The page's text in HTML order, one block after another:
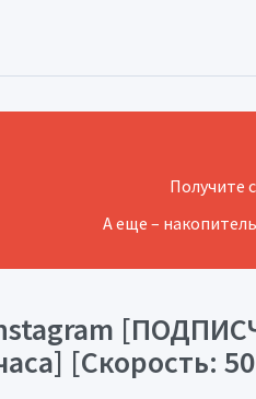
Получите
А еще –
[Скорость: